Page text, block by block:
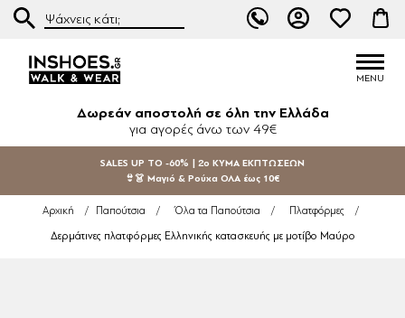
Δωρεάν αποστολή σε όλη την Ελλάδα
για αγορές άνω των 49€
SALES UP TO -60% | 2ο ΚΥΜΑ ΕΚΠΤΩΣΕΩΝ
👙👗 Μαγιό & Ρούχα ΟΛΑ έως 10€
Αρχική / Παπούτσια / Όλα τα Παπούτσια / Πλατφόρμες /
Δερμάτινες πλατφόρμες Ελληνικής κατασκευής με μοτίβο Μαύρο